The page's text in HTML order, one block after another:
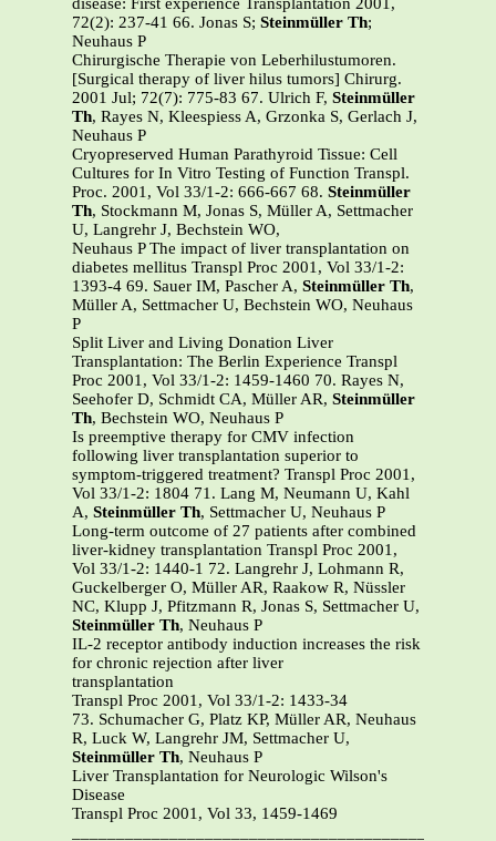
disease: First experience Transplantation 2001,
72(2): 237-41 66. Jonas S; Steinmüller Th;
Neuhaus P
Chirurgische Therapie von Leberhilustumoren.
[Surgical therapy of liver hilus tumors] Chirurg.
2001 Jul; 72(7): 775-83 67. Ulrich F, Steinmüller
Th, Rayes N, Kleespiess A, Grzonka S, Gerlach J,
Neuhaus P
Cryopreserved Human Parathyroid Tissue: Cell
Cultures for In Vitro Testing of Function Transpl.
Proc. 2001, Vol 33/1-2: 666-667 68. Steinmüller
Th, Stockmann M, Jonas S, Müller A, Settmacher
U, Langrehr J, Bechstein WO,
Neuhaus P The impact of liver transplantation on
diabetes mellitus Transpl Proc 2001, Vol 33/1-2:
1393-4 69. Sauer IM, Pascher A, Steinmüller Th,
Müller A, Settmacher U, Bechstein WO, Neuhaus
P
Split Liver and Living Donation Liver
Transplantation: The Berlin Experience Transpl
Proc 2001, Vol 33/1-2: 1459-1460 70. Rayes N,
Seehofer D, Schmidt CA, Müller AR, Steinmüller
Th, Bechstein WO, Neuhaus P
Is preemptive therapy for CMV infection
following liver transplantation superior to
symptom-triggered treatment? Transpl Proc 2001,
Vol 33/1-2: 1804 71. Lang M, Neumann U, Kahl
A, Steinmüller Th, Settmacher U, Neuhaus P
Long-term outcome of 27 patients after combined
liver-kidney transplantation Transpl Proc 2001,
Vol 33/1-2: 1440-1 72. Langrehr J, Lohmann R,
Guckelberger O, Müller AR, Raakow R, Nüssler
NC, Klupp J, Pfitzmann R, Jonas S, Settmacher U,
Steinmüller Th, Neuhaus P
IL-2 receptor antibody induction increases the risk
for chronic rejection after liver
transplantation
Transpl Proc 2001, Vol 33/1-2: 1433-34
73. Schumacher G, Platz KP, Müller AR, Neuhaus
R, Luck W, Langrehr JM, Settmacher U,
Steinmüller Th, Neuhaus P
Liver Transplantation for Neurologic Wilson's
Disease
Transpl Proc 2001, Vol 33, 1459-1469